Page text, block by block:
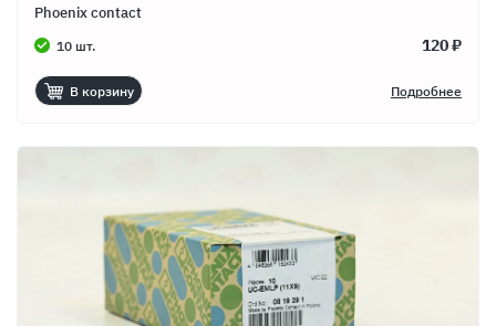
Phoenix contact
10 шт. 120 ₽
В корзину Подробнее